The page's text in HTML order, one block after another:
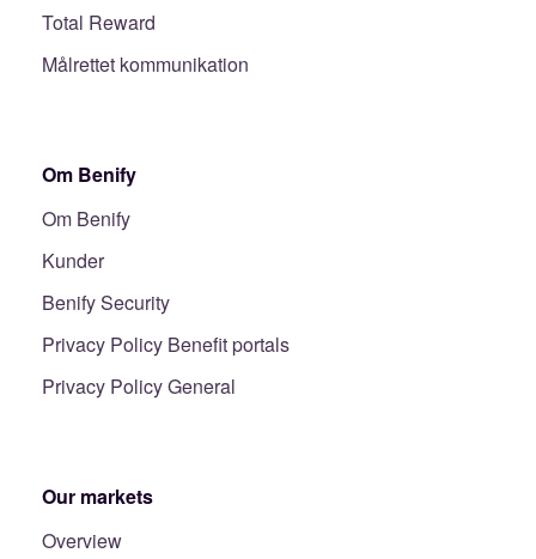
Total Reward
Målrettet kommunikation
Om Benify
Om Benify
Kunder
Benify Security
Privacy Policy Benefit portals
Privacy Policy General
Our markets
Overview